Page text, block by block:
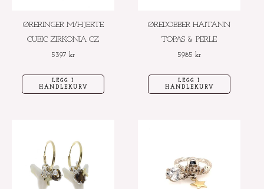
ØRERINGER M/HJERTE
CUBIC ZIRKONIA CZ
5397 kr
LEGG I
HANDLEKURV
ØREDOBBER HAITANN
TOPAS & PERLE
5985 kr
LEGG I
HANDLEKURV